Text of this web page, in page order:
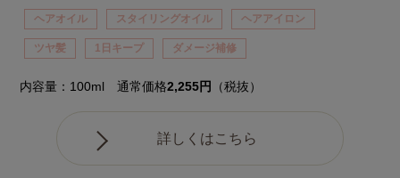
ヘアオイル スタイリングオイル ヘアアイロン
ツヤ髪 1日キープ ダメージ補修
内容量：100ml 通常価格2,255円 （税抜）
詳しくはこちら